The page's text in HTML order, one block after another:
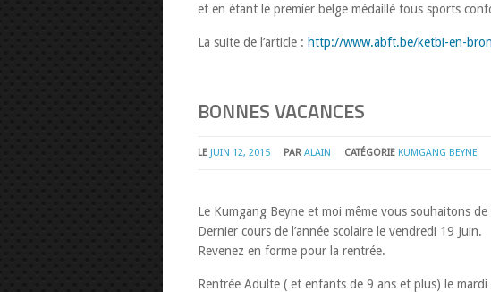
et en étant le premier belge médaillé tous sports
La suite de l’article : http://www.abft.be/ketbi-en-
BONNES VACANCES
LE JUIN 12, 2015 PAR ALAIN CATÉGORIE KUMGANG BEYNE
Le Kumgang Beyne et moi même vous souhaitons de
Dernier cours de l’année scolaire le vendredi 19 Juin.
Revenez en forme pour la rentrée.
Rentrée Adulte ( et enfants de 9 ans et plus) le